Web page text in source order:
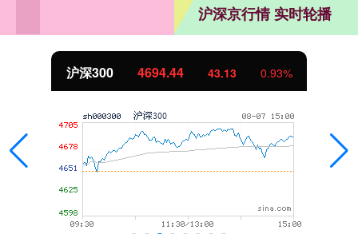
沪深京行情 实时轮播
沪深300 4694.44 43.13 0.93%